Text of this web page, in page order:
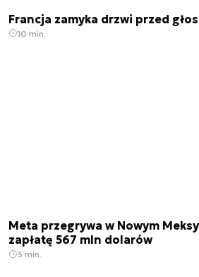
Francja zamyka drzwi przed
10 min.
Meta przegrywa w Nowym
zapłatę 567 mln dolarów
3 min.